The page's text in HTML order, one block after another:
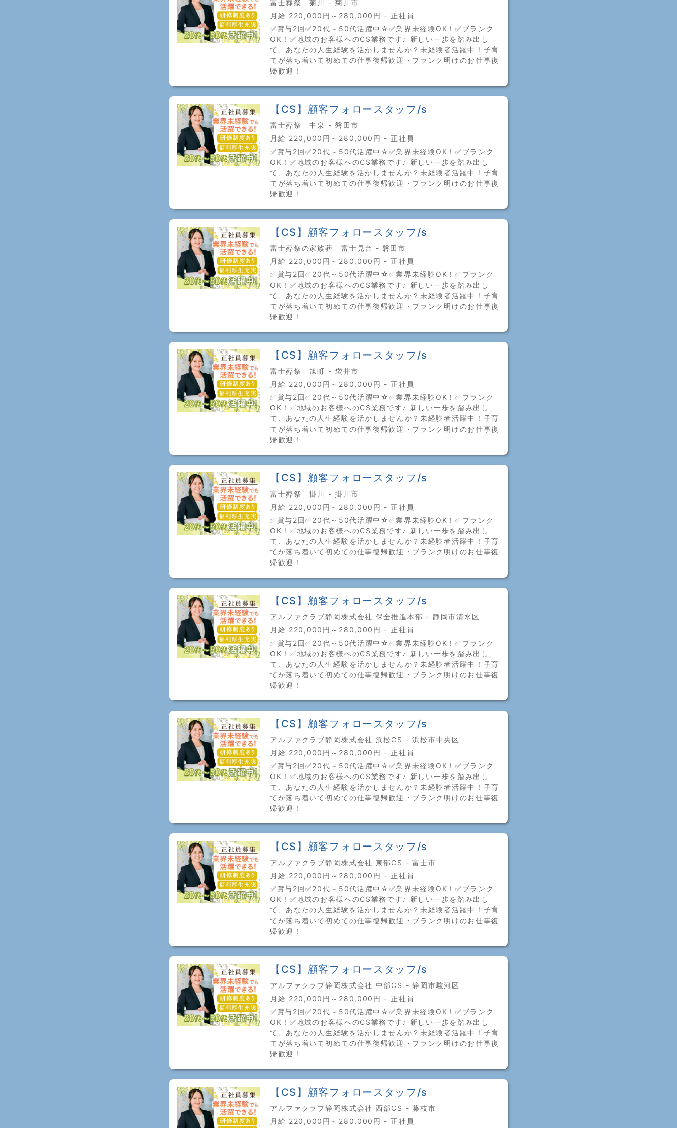
富士葬祭 菊川 - 菊川市
月給 220,000円～280,000円 - 正社員
✅賞与2回✅20代～50代活躍中☆✅業界未経験OK！✅ブランク
OK！✅地域のお客様へのCS業務です♪ 新しい一歩を踏み出し
て、あなたの人生経験を活かしませんか？未経験者活躍中！子育
てが落ち着いて初めての仕事復帰歓迎・ブランク明けのお仕事復
帰歓迎！
【CS】顧客フォロースタッフ/s
富士葬祭 中泉 - 磐田市
月給 220,000円～280,000円 - 正社員
✅賞与2回✅20代～50代活躍中☆✅業界未経験OK！✅ブランク
OK！✅地域のお客様へのCS業務です♪ 新しい一歩を踏み出し
て、あなたの人生経験を活かしませんか？未経験者活躍中！子育
てが落ち着いて初めての仕事復帰歓迎・ブランク明けのお仕事復
帰歓迎！
【CS】顧客フォロースタッフ/s
富士葬祭の家族葬 富士見台 - 磐田市
月給 220,000円～280,000円 - 正社員
✅賞与2回✅20代～50代活躍中☆✅業界未経験OK！✅ブランク
OK！✅地域のお客様へのCS業務です♪ 新しい一歩を踏み出し
て、あなたの人生経験を活かしませんか？未経験者活躍中！子育
てが落ち着いて初めての仕事復帰歓迎・ブランク明けのお仕事復
帰歓迎！
【CS】顧客フォロースタッフ/s
富士葬祭 旭町 - 袋井市
月給 220,000円～280,000円 - 正社員
✅賞与2回✅20代～50代活躍中☆✅業界未経験OK！✅ブランク
OK！✅地域のお客様へのCS業務です♪ 新しい一歩を踏み出し
て、あなたの人生経験を活かしませんか？未経験者活躍中！子育
てが落ち着いて初めての仕事復帰歓迎・ブランク明けのお仕事復
帰歓迎！
【CS】顧客フォロースタッフ/s
富士葬祭 掛川 - 掛川市
月給 220,000円～280,000円 - 正社員
✅賞与2回✅20代～50代活躍中☆✅業界未経験OK！✅ブランク
OK！✅地域のお客様へのCS業務です♪ 新しい一歩を踏み出し
て、あなたの人生経験を活かしませんか？未経験者活躍中！子育
てが落ち着いて初めての仕事復帰歓迎・ブランク明けのお仕事復
帰歓迎！
【CS】顧客フォロースタッフ/s
アルファクラブ静岡株式会社 保全推進本部 - 静岡市清水区
月給 220,000円～280,000円 - 正社員
✅賞与2回✅20代～50代活躍中☆✅業界未経験OK！✅ブランク
OK！✅地域のお客様へのCS業務です♪ 新しい一歩を踏み出し
て、あなたの人生経験を活かしませんか？未経験者活躍中！子育
てが落ち着いて初めての仕事復帰歓迎・ブランク明けのお仕事復
帰歓迎！
【CS】顧客フォロースタッフ/s
アルファクラブ静岡株式会社 浜松CS - 浜松市中央区
月給 220,000円～280,000円 - 正社員
✅賞与2回✅20代～50代活躍中☆✅業界未経験OK！✅ブランク
OK！✅地域のお客様へのCS業務です♪ 新しい一歩を踏み出し
て、あなたの人生経験を活かしませんか？未経験者活躍中！子育
てが落ち着いて初めての仕事復帰歓迎・ブランク明けのお仕事復
帰歓迎！
【CS】顧客フォロースタッフ/s
アルファクラブ静岡株式会社 東部CS - 富士市
月給 220,000円～280,000円 - 正社員
✅賞与2回✅20代～50代活躍中☆✅業界未経験OK！✅ブランク
OK！✅地域のお客様へのCS業務です♪ 新しい一歩を踏み出し
て、あなたの人生経験を活かしませんか？未経験者活躍中！子育
てが落ち着いて初めての仕事復帰歓迎・ブランク明けのお仕事復
帰歓迎！
【CS】顧客フォロースタッフ/s
アルファクラブ静岡株式会社 中部CS - 静岡市駿河区
月給 220,000円～280,000円 - 正社員
✅賞与2回✅20代～50代活躍中☆✅業界未経験OK！✅ブランク
OK！✅地域のお客様へのCS業務です♪ 新しい一歩を踏み出し
て、あなたの人生経験を活かしませんか？未経験者活躍中！子育
てが落ち着いて初めての仕事復帰歓迎・ブランク明けのお仕事復
帰歓迎！
【CS】顧客フォロースタッフ/s
アルファクラブ静岡株式会社 西部CS - 藤枝市
月給 220,000円～280,000円 - 正社員